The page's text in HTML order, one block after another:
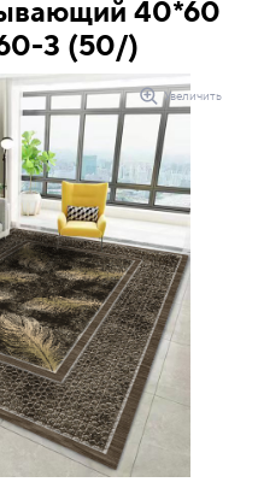
40*60
3 (50/)
Увеличить